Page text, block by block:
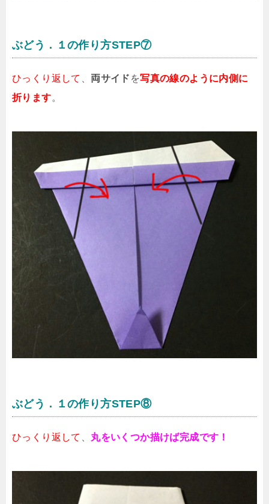
ぶどう．１の作り方STEP⑦
ひっくり返して 、 両サイド を写真の線のように内側に
折ります。
ぶどう．１の作り方STEP⑧
ひっくり返して 丸をいくつか描けば完成です！